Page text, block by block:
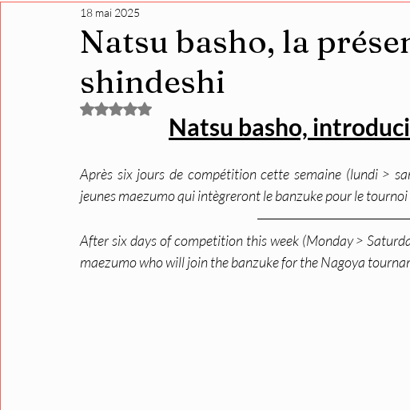
Natsu basho, la
shindeshi
18 mai 2025
Noté NaN étoiles sur 5.
Natsu basho,
Après six jours de compétition cette semaine (lundi >
jeunes maezumo qui intègreront le banzuke pour le
After six days of competition this week (Monday >
maezumo who will join the banzuke for the Nagoya